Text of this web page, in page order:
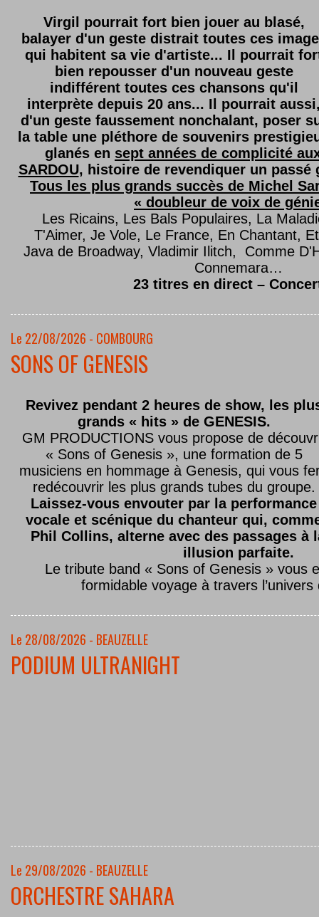
Virgil pourrait fort bien jouer au blasé,
balayer d'un geste distrait toutes ces
qui habitent sa vie d'artiste... Il pourrait
bien repousser d'un nouveau geste
indifférent toutes ces chansons qu'il
interprète depuis 20 ans... Il pourrait
d'un geste faussement nonchalant, poser
la table une pléthore de souvenirs
glanés en sept années de complicité
SARDOU, histoire de revendiquer un passé
Tous les plus grands succès de Michel
« doubleur de voix de
Les Ricains, Les Bals Populaires, La
T'Aimer, Je Vole, Le France, En Chantant,
Java de Broadway, Vladimir Ilitch, Comme
Connemara…
23 titres en direct –
Le 22/08/2026 - COMBOURG
SONS OF GENESIS
Revivez pendant 2 heures de show, les
grands « hits » de GENESIS.
GM PRODUCTIONS vous propose de
« Sons of Genesis », une formation de 5
musiciens en hommage à Genesis, qui vous
redécouvrir les plus grands tubes du groupe.
Laissez-vous envouter par la performance
vocale et scénique du chanteur qui,
Phil Collins, alterne avec des passages à
illusion parfaite.
Le tribute band « Sons of Genesis » vous
formidable voyage à travers l’univers
Le 28/08/2026 - BEAUZELLE
PODIUM ULTRANIGHT
Le 29/08/2026 - BEAUZELLE
ORCHESTRE SAHARA